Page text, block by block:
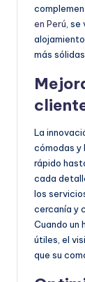
en Perú ,
más sólidas.
La
cómodas y
rápido
cada
los
cercanía y
Cuando un
útiles, el
que su